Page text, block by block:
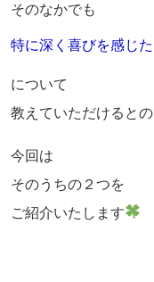
そのなかでも
特に深く喜びを感じ
について
教えていただけるとの
今回は
そのうちの２つを
ご紹介いたします